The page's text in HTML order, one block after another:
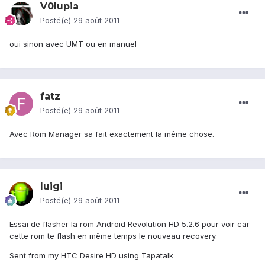
V0lupia
Posté(e) 29 août 2011
oui sinon avec UMT ou en manuel
fatz
Posté(e) 29 août 2011
Avec Rom Manager sa fait exactement la même chose.
luigi
Posté(e) 29 août 2011
Essai de flasher la rom Android Revolution HD 5.2.6 pour voir car
cette rom te flash en même temps le nouveau recovery.
Sent from my HTC Desire HD using Tapatalk